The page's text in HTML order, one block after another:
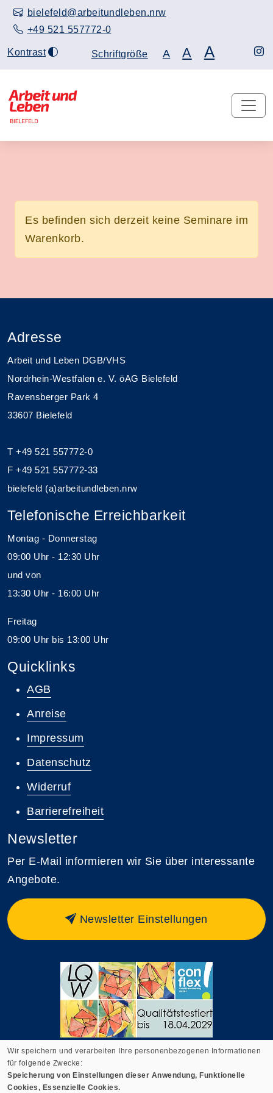
bielefeld@arbeitundleben.nrw
+49 521 557772-0
Kontrast Schriftgröße A A A
Es befinden sich derzeit keine Seminare im
Warenkorb.
Adresse
Arbeit und Leben DGB/VHS
Nordrhein-Westfalen e. V. öAG Bielefeld
Ravensberger Park 4
33607 Bielefeld
T +49 521 557772-0
F +49 521 557772-33
bielefeld (a)arbeitundleben.nrw
Telefonische Erreichbarkeit
Montag - Donnerstag
09:00 Uhr - 12:30 Uhr
und von
13:30 Uhr - 16:00 Uhr
Freitag
09:00 Uhr bis 13:00 Uhr
Quicklinks
AGB
Anreise
Impressum
Datenschutz
Widerruf
Barrierefreiheit
Newsletter
Per E-Mail informieren wir Sie über interessante
Angebote.
Newsletter Einstellungen
Cookie Einstellungen
Wir speichern und verarbeiten Ihre personenbezogenen Informationen
für folgende Zwecke:
Speicherung von Einstellungen dieser Anwendung, Funktionelle
Cookies, Essenzielle Cookies.